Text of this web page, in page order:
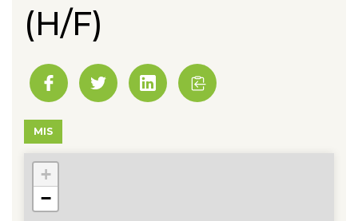
(H/F)
MIS
78 - Mantes-la-Ville
+
−